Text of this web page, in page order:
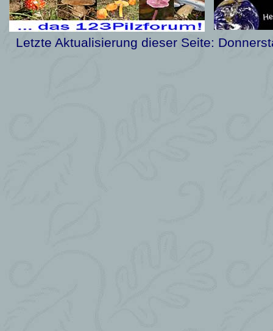
Letzte Aktualisierung dieser Seite: